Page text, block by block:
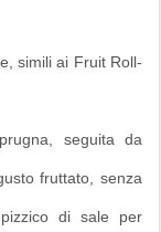
simili ai Fruit Roll-
seguita da
fruttato, senza
di sale per